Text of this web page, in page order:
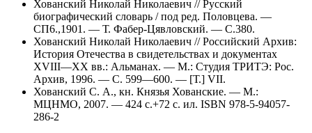
Хованский Николай Николаевич // Русский
биографический словарь / под ред. Половцева. —
СП6.,1901. — Т. Фабер-Цявловский. — С.380.
Хованский Николай Николаевич // Российский Архив:
История Отечества в свидетельствах и документах
XVIII—XX вв.: Альманах. — М.: Студия ТРИТЭ: Рос.
Архив, 1996. — С. 599—600. — [Т.] VII.
Хованский С. А., кн. Князья Хованские. — М.:
МЦНМО, 2007. — 424 с.+72 с. ил. ISBN 978-5-94057-
286-2